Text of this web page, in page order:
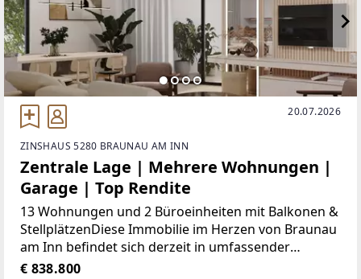
20.07.2026
ZINSHAUS 5280 BRAUNAU AM INN
Zentrale Lage | Mehrere Wohnungen |
Garage | Top Rendite
13 Wohnungen und 2 Büroeinheiten mit Balkonen &
StellplätzenDiese Immobilie im Herzen von Braunau
am Inn befindet sich derzeit in umfassender
Sanierung und wird Anfang 2027 fertiggestellt. Es
€ 838.800